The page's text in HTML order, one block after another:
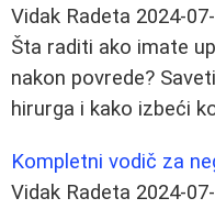
Vidak Radeta 2024-
Šta raditi ako imate
nakon povrede?
hirurga i kako izbeći
Kompletni vodič za
Vidak Radeta 2024-